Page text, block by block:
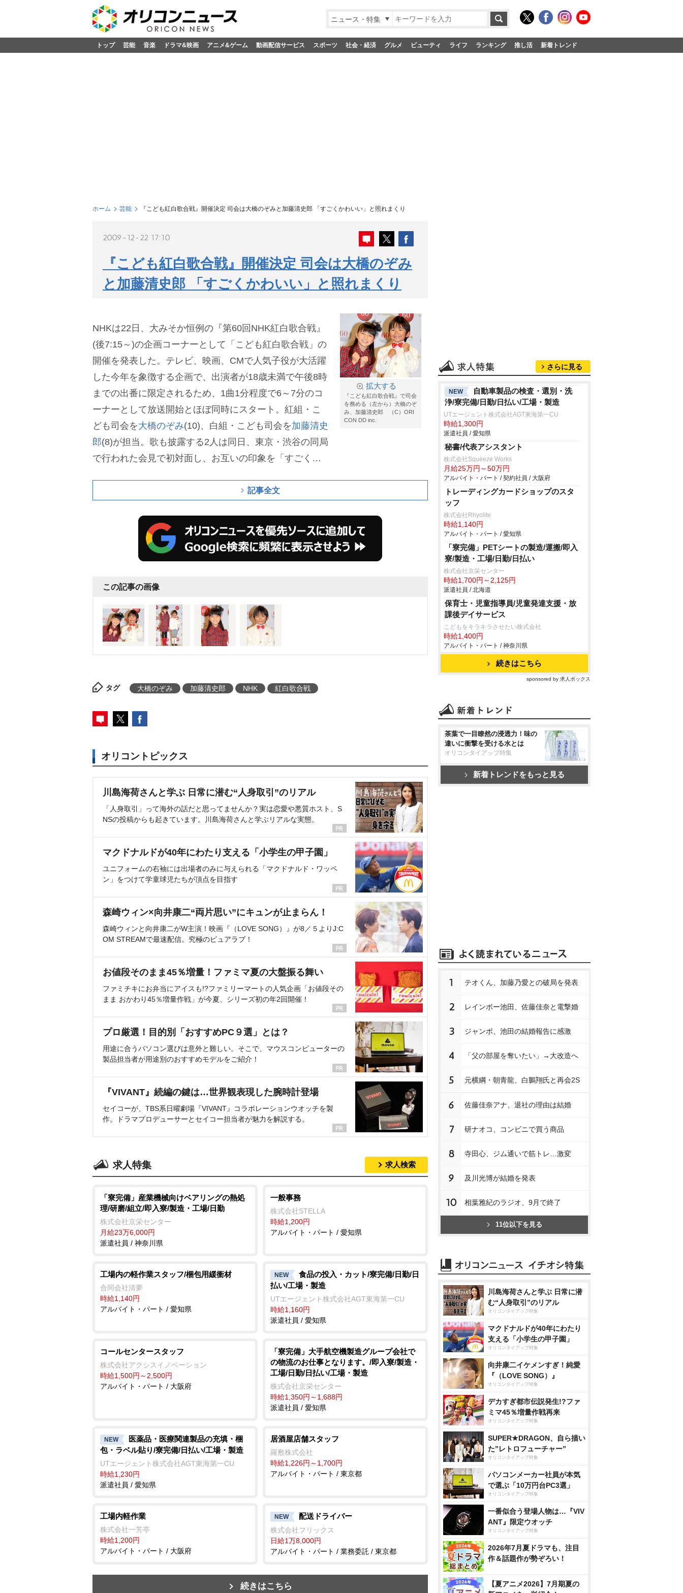
ニュース・特集
トップ 芸能 音楽 ドラマ&映画 アニメ&ゲーム 動画配信サービス スポーツ 社会・経済 グルメ ビューティ ライフ ランキング 推し活 新着トレンド
ホーム 芸能 『こども紅白歌合戦』開催決定 司会は大橋のぞみと加藤清史郎 「すごくかわいい」と照れまくり
2009-12-22 17:10
『こども紅白歌合戦』開催決定 司会は大橋のぞみ
と加藤清史郎 「すごくかわいい」と照れまくり
拡大する
『こども紅白歌合戦』で司会
を務める（左から）大橋のぞ
み、加藤清史郎 （C）ORI
CON DD inc.
NHKは22日、大みそか恒例の『第60回NHK紅白歌合戦』
(後7:15～)の企画コーナーとして「こども紅白歌合戦」の
開催を発表した。テレビ、映画、CMで人気子役が大活躍
した今年を象徴する企画で、出演者が18歳未満で午後8時
までの出番に限定されるため、1曲1分程度で6～7分のコ
ーナーとして放送開始とほぼ同時にスタート。紅組・こ
ども司会を大橋のぞみ(10)、白組・こども司会を加藤清史
郎(8)が担当。歌も披露する2人は同日、東京・渋谷の同局
で行われた会見で初対面し、お互いの印象を「すごくか
記事全文
この記事の画像
タグ 大橋のぞみ 加藤清史郎 NHK 紅白歌合戦
オリコントピックス
川島海荷さんと学ぶ 日常に潜む“人身取引”のリアル
「人身取引」って海外の話だと思ってませんか？実は恋愛や悪質ホスト、S
NSの投稿からも起きています。川島海荷さんと学ぶリアルな実態。
マクドナルドが40年にわたり支える「小学生の甲子園」
ユニフォームの右袖には出場者のみに与えられる「マクドナルド・ワッペ
ン」をつけて学童球児たちが頂点を目指す
森崎ウィン×向井康二“両片思い”にキュンが止まらん！
森崎ウィンと向井康二がW主演！映画『（LOVE SONG）』が8／５よりJ:C
OM STREAMで最速配信。究極のピュアラブ！
お値段そのまま45％増量！ファミマ夏の大盤振る舞い
ファミチキにお弁当にアイスも!?ファミリーマートの人気企画「お値段その
まま おかわり45％増量作戦」が今夏、シリーズ初の年2回開催！
プロ厳選！目的別「おすすめPC９選」とは？
用途に合うパソコン選びは意外と難しい。そこで、マウスコンピューターの
製品担当者が用途別のおすすめモデルをご紹介！
『VIVANT』続編の鍵は…世界観表現した腕時計登場
セイコーが、TBS系日曜劇場『VIVANT』コラボレーションウオッチを製
作。ドラマプロデューサーとセイコー担当者が魅力を解説する。
求人特集 求人検索
「寮完備」産業機械向けベアリングの熱処
理/研磨/組立/即入寮/製造・工場/日勤
株式会社京栄センター
月給23万6,000円
派遣社員 / 神奈川県
一般事務
株式会社STELLA
時給1,200円
アルバイト・パート / 愛知県
工場内の軽作業スタッフ/梱包用緩衝材
合同会社清夢
時給1,140円
アルバイト・パート / 愛知県
NEW
食品の投入・カット/寮完備/日勤/日
払い/工場・製造
UTエージェント株式会社AGT東海第一CU
時給1,160円
派遣社員 / 愛知県
コールセンタースタッフ
株式会社アクシスイノベーション
時給1,500円～2,500円
アルバイト・パート / 大阪府
「寮完備」大手航空機製造グループ会社で
の物流のお仕事となります。/即入寮/製造・
工場/日勤/日払い/工場・製造
株式会社京栄センター
時給1,350円～1,688円
派遣社員 / 愛知県
NEW
医薬品・医療関連製品の充填・梱
包・ラベル貼り/寮完備/日払い/工場・製造
UTエージェント株式会社AGT東海第一CU
時給1,230円
派遣社員 / 愛知県
居酒屋店舗スタッフ
羅敷株式会社
時給1,226円～1,700円
アルバイト・パート / 東京都
工場内軽作業
株式会社一芳亭
時給1,200円
アルバイト・パート / 大阪府
NEW 配送ドライバー
株式会社フリックス
日給1万8,000円
アルバイト・パート / 業務委託 / 東京都
続きはこちら
さらに見る
NEW
自動車製品の検査・選別・洗
浄/寮完備/日勤/日払い/工場・製造
UTエージェント株式会社AGT東海第一CU
時給1,300円
派遣社員 / 愛知県
秘書/代表アシスタント
株式会社Squeeze Works
月給25万円～50万円
アルバイト・パート / 契約社員 / 大阪府
トレーディングカードショップのスタ
ッフ
株式会社Rhyolite
時給1,140円
アルバイト・パート / 愛知県
「寮完備」PETシートの製造/運搬/即入
寮/製造・工場/日勤/日払い
株式会社京栄センター
時給1,700円～2,125円
派遣社員 / 北海道
保育士・児童指導員/児童発達支援・放
課後デイサービス
こどもをキラキラさせたい株式会社
時給1,400円
アルバイト・パート / 神奈川県
続きはこちら
sponsored by 求人ボックス
茶葉で一目瞭然の浸透力！味の
違いに衝撃を受ける水とは
オリコンタイアップ特集
新着トレンドをもっと見る
1 テオくん、加藤乃愛との破局を発表
2 レインボー池田、佐藤佳奈と電撃婚
3 ジャンボ、池田の結婚報告に感激
4 「父の部屋を奪いたい」→大改造へ
5 元横綱・朝青龍、白鵬翔氏と再会2S
6 佐藤佳奈アナ、退社の理由は結婚
7 研ナオコ、コンビニで買う商品
8 寺田心、ジム通いで筋トレ…激変
9 及川光博が結婚を発表
10 相葉雅紀のラジオ、9月で終了
11位以下を見る
川島海荷さんと学ぶ 日常に潜
む“人身取引”のリアル
オリコンタイアップ特集
マクドナルドが40年にわたり
支える「小学生の甲子園」
オリコンタイアップ特集
向井康二イケメンすぎ！純愛
『（LOVE SONG）』
オリコンタイアップ特集
デカすぎ都市伝説発生!?ファ
ミマ45％増量作戦再来
オリコンタイアップ特集
SUPER★DRAGON、自ら描い
た”レトロフューチャー”
オリコンタイアップ特集
パソコンメーカー社員が本気
で選ぶ「10万円台PC3選」
オリコンタイアップ特集
一番似合う登場人物は…『VIV
ANT』限定ウオッチ
オリコンタイアップ特集
2026年7月夏ドラマも、注目
作＆話題作が勢ぞろい！
【夏アニメ2026】7月期夏の